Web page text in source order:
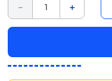
＋
－